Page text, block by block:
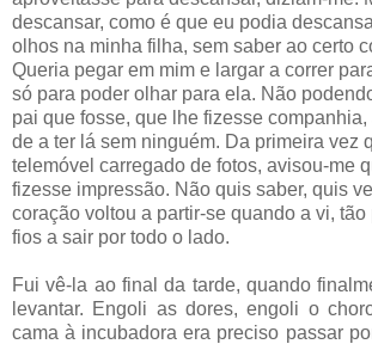
descansar, como é que eu podia
olhos na minha filha, sem saber ao certo
Queria pegar em mim e largar a correr
só para poder olhar para ela. Não
pai que fosse, que lhe fizesse
de a ter lá sem ninguém. Da primeira vez
telemóvel carregado de fotos, avisou-me
fizesse impressão. Não quis saber, quis
coração voltou a partir-se quando a vi,
fios a sair por todo o lado.
Fui vê-la ao final da tarde, quando
levantar. Engoli as dores, engoli o
cama à incubadora era preciso passar